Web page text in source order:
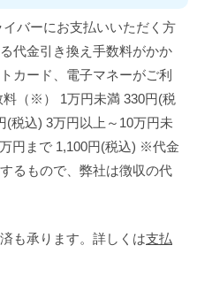
バーにお支払いいただく方
代金引き換え手数料がかか
カード、電子マネーがご利
（※） 1万円未満 330円(税
(税込) 3万円以上～10万円未
円まで 1,100円(税込) ※代金
るもので、弊社は徴収の代
も承ります。詳しくは支払